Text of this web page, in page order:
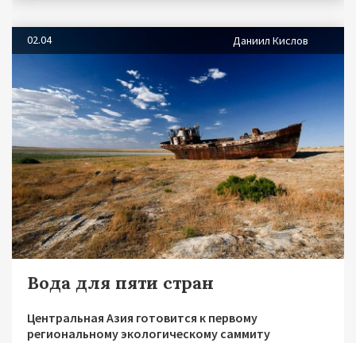
02.04 Даниил Кислов
Вода для пяти стран
Центральная Азия готовится к первому
региональному экологическому саммиту